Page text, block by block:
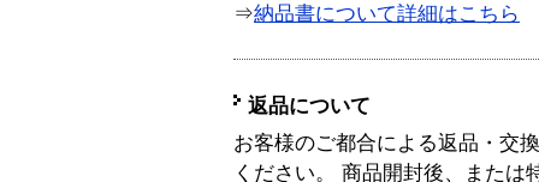
⇒納品書について詳細はこちら
返品について
お客様のご都合による返品・交
ください。 商品開封後、または